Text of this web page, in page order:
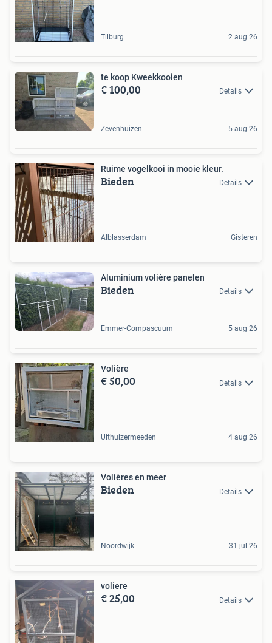
Tilburg 2 aug 26
te koop Kweekkooien
€ 100,00 Details
Zevenhuizen 5 aug 26
Ruime vogelkooi in mooie kleur.
Bieden Details
Alblasserdam Gisteren
Aluminium volière panelen
Bieden Details
Emmer-Compascuum 5 aug 26
Volière
€ 50,00 Details
Uithuizermeeden 4 aug 26
Volières en meer
Bieden Details
Noordwijk 31 jul 26
voliere
€ 25,00 Details